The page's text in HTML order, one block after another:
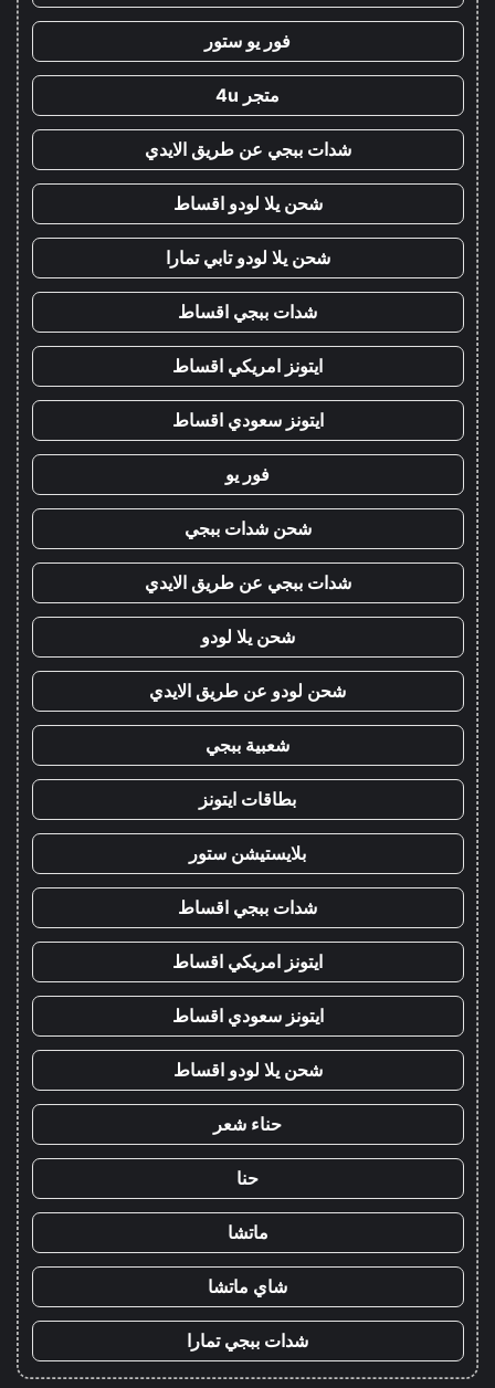
فور يو ستور
متجر 4u
شدات ببجي عن طريق الايدي
شحن يلا لودو اقساط
شحن يلا لودو تابي تمارا
شدات ببجي اقساط
ايتونز امريكي اقساط
ايتونز سعودي اقساط
فور يو
شحن شدات ببجي
شدات ببجي عن طريق الايدي
شحن يلا لودو
شحن لودو عن طريق الايدي
شعبية ببجي
بطاقات ايتونز
بلايستيشن ستور
شدات ببجي اقساط
ايتونز امريكي اقساط
ايتونز سعودي اقساط
شحن يلا لودو اقساط
حناء شعر
حنا
ماتشا
شاي ماتشا
شدات ببجي تمارا